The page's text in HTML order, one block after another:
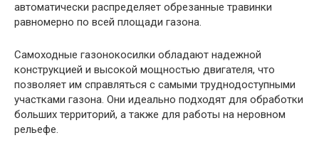
автоматически распределяет обрезанные травинки
равномерно по всей площади газона.
Самоходные газонокосилки обладают надежной
конструкцией и высокой мощностью двигателя, что
позволяет им справляться с самыми труднодоступными
участками газона. Они идеально подходят для обработки
больших территорий, а также для работы на неровном
рельефе.